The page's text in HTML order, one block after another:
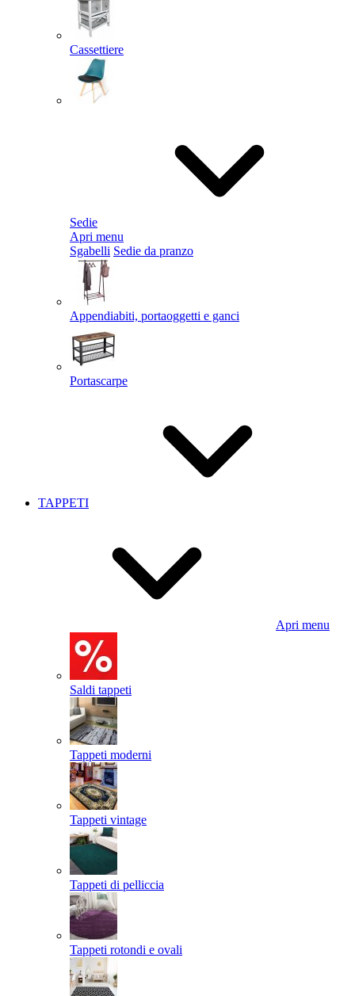
Cassettiere
Sedie
Apri menu
Sgabelli Sedie da pranzo
Appendiabiti, portaoggetti e ganci
Portascarpe
TAPPETI
Apri menu
Saldi tappeti
Tappeti moderni
Tappeti vintage
Tappeti di pelliccia
Tappeti rotondi e ovali